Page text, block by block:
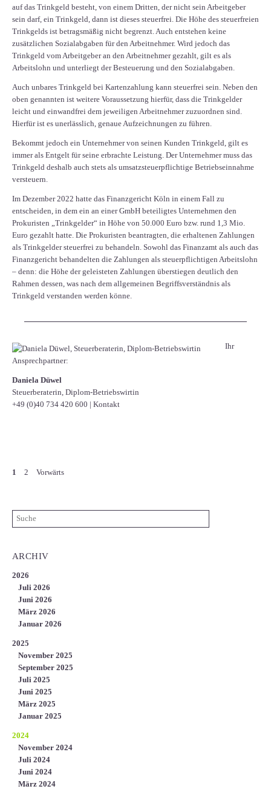
auf das Trinkgeld besteht, von einem Dritten, der nicht sein Arbeitgeber
sein darf, ein Trinkgeld, dann ist dieses steuerfrei. Die Höhe des steuerfreien
Trinkgelds ist betragsmäßig nicht begrenzt. Auch entstehen keine
zusätzlichen Sozialabgaben für den Arbeitnehmer. Wird jedoch das
Trinkgeld vom Arbeitgeber an den Arbeitnehmer gezahlt, gilt es als
Arbeitslohn und unterliegt der Besteuerung und den Sozialabgaben.
Auch unbares Trinkgeld bei Kartenzahlung kann steuerfrei sein. Neben den
oben genannten ist weitere Voraussetzung hierfür, dass die Trinkgelder
leicht und einwandfrei dem jeweiligen Arbeitnehmer zuzuordnen sind.
Hierfür ist es unerlässlich, genaue Aufzeichnungen zu führen.
Bekommt jedoch ein Unternehmer von seinen Kunden Trinkgeld, gilt es
immer als Entgelt für seine erbrachte Leistung. Der Unternehmer muss das
Trinkgeld deshalb auch stets als umsatzsteuerpflichtige Betriebseinnahme
versteuern.
Im Dezember 2022 hatte das Finanzgericht Köln in einem Fall zu
entscheiden, in dem ein an einer GmbH beteiligtes Unternehmen den
Prokuristen „Trinkgelder“ in Höhe von 50.000 Euro bzw. rund 1,3 Mio.
Euro gezahlt hatte. Die Prokuristen beantragten, die erhaltenen Zahlungen
als Trinkgelder steuerfrei zu behandeln. Sowohl das Finanzamt als auch das
Finanzgericht behandelten die Zahlungen als steuerpflichtigen Arbeitslohn
– denn: die Höhe der geleisteten Zahlungen überstiegen deutlich den
Rahmen dessen, was nach dem allgemeinen Begriffsverständnis als
Trinkgeld verstanden werden könne.
Ihr
Ansprechpartner:
Daniela Düwel
Steuerberaterin, Diplom-Betriebswirtin
+49 (0)40 734 420 600 | Kontakt
1 2 Vorwärts
ARCHIV
2026
Juli 2026
Juni 2026
März 2026
Januar 2026
2025
November 2025
September 2025
Juli 2025
Juni 2025
März 2025
Januar 2025
2024
November 2024
Juli 2024
Juni 2024
März 2024